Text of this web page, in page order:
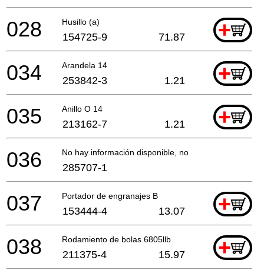
Husillo (a) +
028 154725-9 71.87
Arandela 14 +
034 253842-3 1.21
Anillo O 14 +
035 213162-7 1.21
No hay información disponible, no se puede pedir
036 285707-1
Portador de engranajes B +
037 153444-4 13.07
Rodamiento de bolas 6805llb +
038 211375-4 15.97